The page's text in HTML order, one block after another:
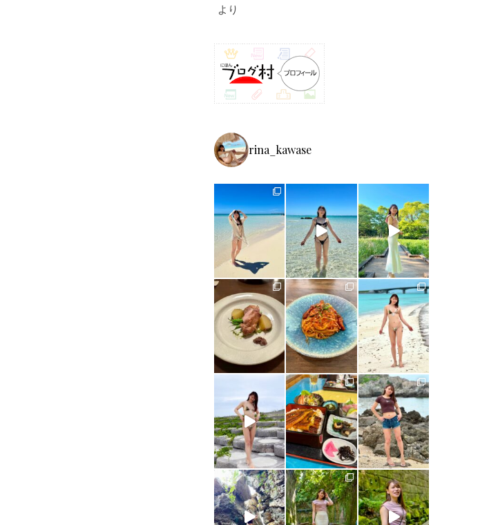
より
rina_kawase